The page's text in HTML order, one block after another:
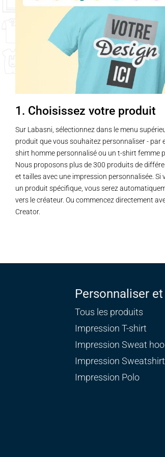
1. Choisissez votre produit
Sur Labasni, sélectionnez dans le menu
produit que vous souhaitez personnaliser - par
shirt homme personnalisé ou un t-shirt femme
Nous proposons plus de 300 produits de
et tailles avec une impression personnalisée. Si
un produit spécifique, vous serez
vers le créateur. Ou commencez directement
Creator.
Personnaliser
Tous les produits
Impression T-shirt
Impression Sweat
Impression Sweatshirt
Impression Polo